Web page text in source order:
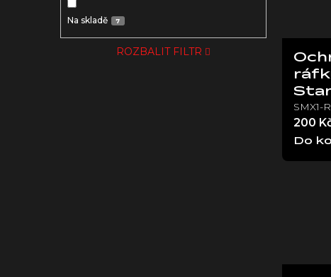
Na skladě 7
ROZBALIT FILTR
SMX1-
200
Do